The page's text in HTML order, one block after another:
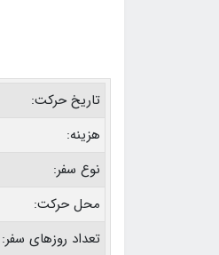
تاریخ حرکت:
هزینه:
نوع سفر:
محل حرکت:
تعداد روزهای سفر: